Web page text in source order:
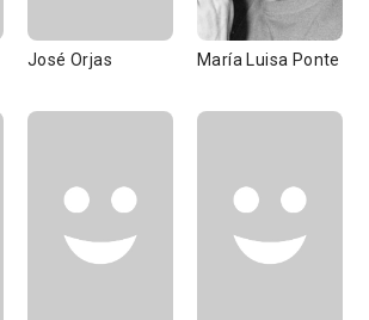
José Orjas María Luisa Ponte